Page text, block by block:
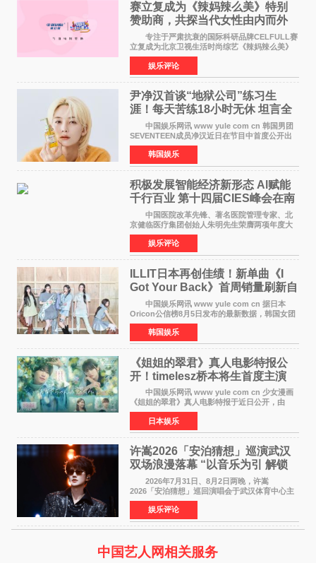
赛立复成为《辣妈辣么美》特别
赞助商，共探当代女性由内而外
活力美
专注于严肃抗衰的国际科研品牌CELFULL赛
立复成为北京卫视生活时尚综艺《辣妈辣么美》
的特别赞助商,明星辣妈袁咏仪倾情参与，向广大
都市女性传递健康生活新主张，寄语当代女性在
家庭与自我之间
娱乐评论
尹净汉首谈“地狱公司”练习生
涯！每天苦练18小时无休 坦言全
靠成员撑过来
中国娱乐网讯 www yule com cn 韩国男团
SEVENTEEN成员净汉近日在节目中首度公开出
道前的残酷练习生经历，并提及经纪公司Pledis
娱乐，引发广泛关注。 在8月2日播出的日本
TBS综艺节目《周
韩国娱乐
积极发展智能经济新形态 Al赋能
千行百业 第十四届CIES峰会在南
京盛大召开
中国医院改革先锋、著名医院管理专家、北
京健临医疗集团创始人朱明先生荣膺两项年度大
奖 2026年7月31日，盛夏金陵，长江之畔，
以重落地·真务实·强链接为主题的2026&lsquo;人
工智能+&rsquo
娱乐评论
ILLIT日本再创佳绩！新单曲《I
Got Your Back》首周销量刷新自
身纪录
中国娱乐网讯 www yule com cn 据日本
Oricon公信榜8月5日发布的最新数据，韩国女团
ILLIT在日本发行的第二张单曲《I Got Your
Back》首周销量达到71,009张，成功跻身最新一
期周单曲排行
韩国娱乐
《姐姐的翠君》真人电影特报公
开！timelesz桥本将生首度主演
12月4日上映
中国娱乐网讯 www yule com cn 少女漫画
《姐姐的翠君》真人电影特报于近日公开，由
timelesz成员桥本将生担任主演，这也是他首次
担任电影主演，引发高度关注。 女高中生咲
苗翠（中岛瑠菜
日本娱乐
许嵩2026「安泊猜想」巡演武汉
双场浪漫落幕 “以音乐为引 解锁
江城记忆”
2026年7月31日、8月2日两晚，许嵩
2026「安泊猜想」巡回演唱会于武汉体育中心主
体育场盛大开唱。许嵩与数万歌迷在此相聚，从
浪漫惬意的舞台设计到充满诚意与惊喜的现场互
动，共同开启了一场关于
娱乐评论
中国艺人网相关服务